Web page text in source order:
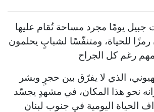
يومًا مجرد مساحة تُقام عليها
رمزًا للحياة، ومتنفّسًا لشبابٍ يحلمون
رغم كل الجراح.
الذي لا يفرّق بين حجرٍ وبشر
نحو هذا المكان، في مشهدٍ يجسّد
الحياة اليومية في جنوب لبنان.